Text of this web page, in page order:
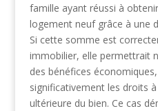
famille ayant réussi à
logement neuf grâce à une
Si cette somme est
immobilier, elle permettrait
des bénéfices
significativement les droits
ultérieure du bien. Ce cas